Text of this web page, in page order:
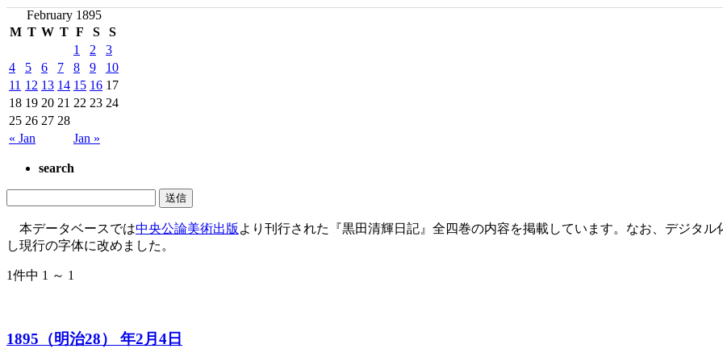
February 1895
M T W T F S S
« Jan Jan »
1 2
3
4
5 6 7 8 9
10
11 12 13 14 15 16 17
18 19 20 21 22 23 24
25 26 27 28
search
本データベースでは中央公論美術出版 より刊行された『黒田清輝日記』全四巻の内容を掲載しています。なお、デジタ
し現行の字体に改めました。
1件中 1 ～ 1
1895（明治28） 年2月4日